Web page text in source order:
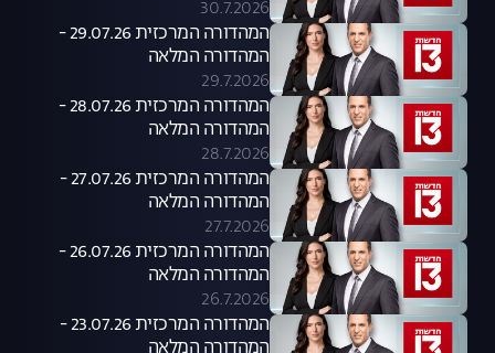
30.7.2026
המהדורה המרכזית 29.07.26 -
המהדורה המלאה
29.7.2026
המהדורה המרכזית 28.07.26 -
המהדורה המלאה
28.7.2026
המהדורה המרכזית 27.07.26 -
המהדורה המלאה
27.7.2026
המהדורה המרכזית 26.07.26 -
המהדורה המלאה
26.7.2026
המהדורה המרכזית 23.07.26 -